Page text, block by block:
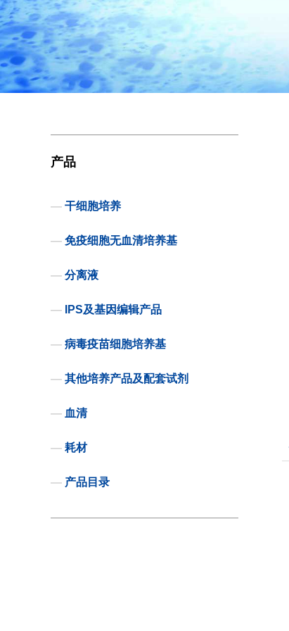
产品
— 干细胞培养
— 免疫细胞无血清培养基
— 分离液
— IPS及基因编辑产品
— 病毒疫苗细胞培养基
— 其他培养产品及配套试剂
— 血清
— 耗材
— 产品目录